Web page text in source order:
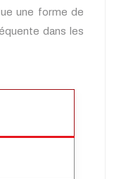
une forme de
dans les